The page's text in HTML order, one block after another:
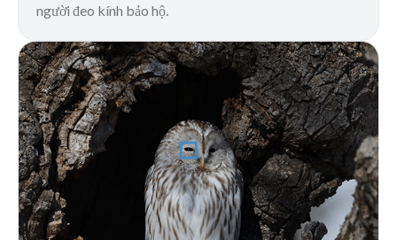
người đeo kính bảo hộ.